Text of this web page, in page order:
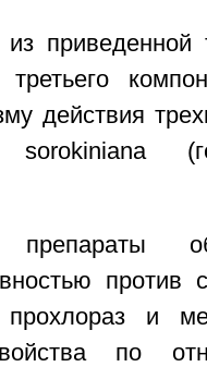
приведенной
действия
препараты
и
свойства по